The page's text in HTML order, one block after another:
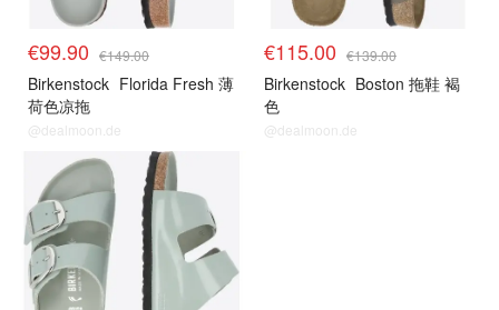
€99.90 €149.00
Birkenstock Florida Fresh 薄
荷色凉拖
@dealmoon.de
€115.00 €139.00
Birkenstock Boston 拖鞋 褐
色
@dealmoon.de